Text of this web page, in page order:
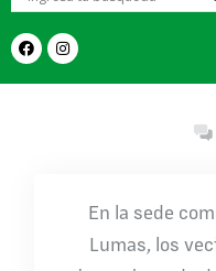
En la sede
Lumas, los